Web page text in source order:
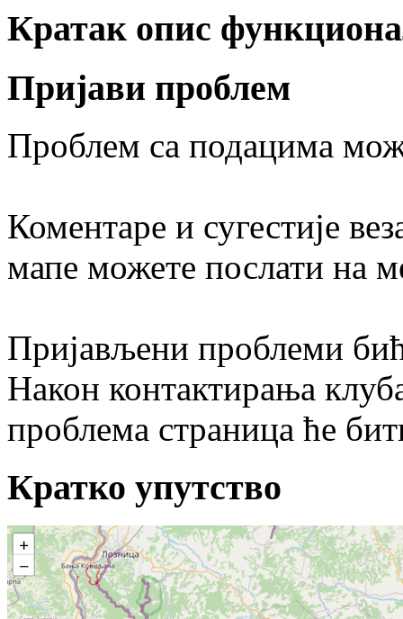
Кратак опис
Пријави проблем
Проблем са подацима
Коментаре и сугестије
мапе можете послати на
Пријављени проблеми
Након контактирања
проблема страница ће
Кратко упутство